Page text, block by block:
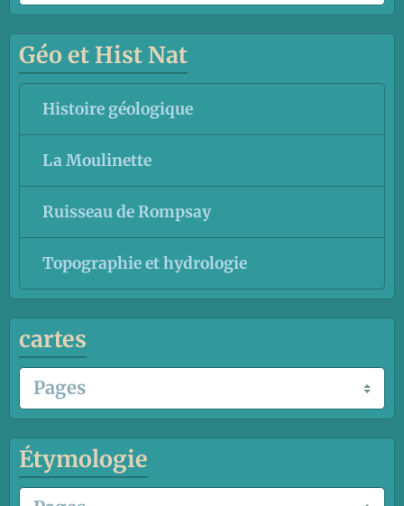
Géo et Hist Nat
Histoire géologique
La Moulinette
Ruisseau de Rompsay
Topographie et hydrologie
cartes
Étymologie